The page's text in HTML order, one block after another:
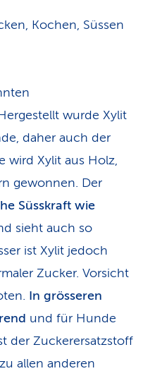
Kochen, Süssen
wurde Xylit
daher auch der
wird Xylit aus Holz,
gewonnen. Der
Süsskraft wie
sieht auch so
ist Xylit jedoch
Zucker. Vorsicht
In grösseren
und für Hunde
der Zuckerersatzstoff
allen anderen